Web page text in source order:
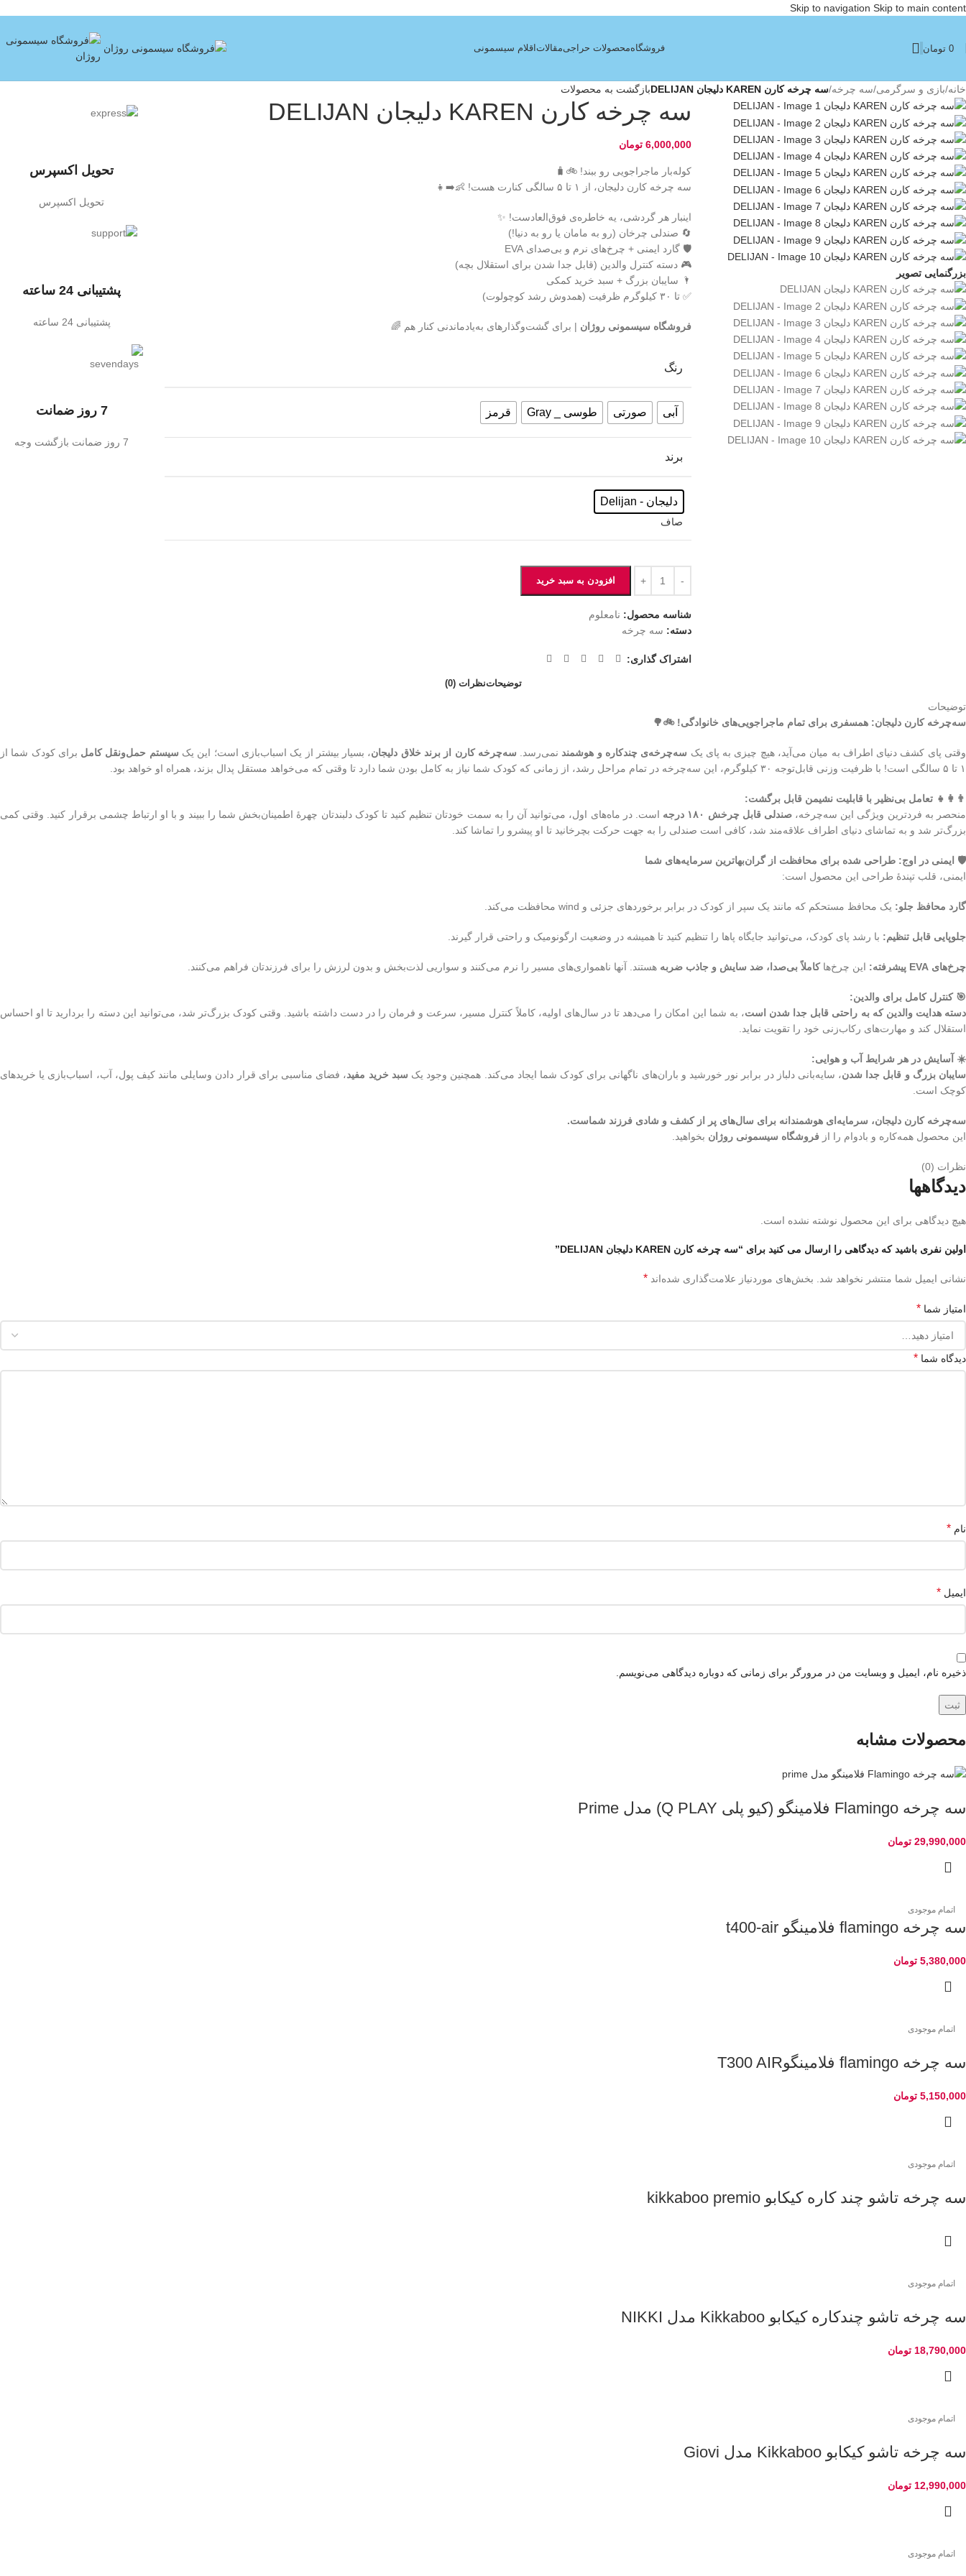
Skip to navigation Skip to main content
0 تومان فروشگاهمحصولات حراجیمقالات اقلام سیسمونی
خانه/بازی و سرگرمی/سه چرخه/سه چرخه کارن KAREN دلیجان DELIJAN بازگشت به محصولات
بزرگنمایی تصویر
سه چرخه کارن KAREN دلیجان DELIJAN
6,000,000 تومان
کوله‌بار ماجراجویی رو ببند! 🚲🧳
سه چرخه کارن دلیجان، از ۱ تا ۵ سالگی کنارت هست! 👶➡️👧
اینبار هر گردشی، یه خاطره‌ی فوق‌العادست! ✨
🔄 صندلی چرخان (رو به مامان یا رو به دنیا!)
🛡️ گارد ایمنی + چرخ‌های نرم و بی‌صدای EVA
🎮 دسته کنترل والدین (قابل جدا شدن برای استقلال بچه)
🌂 سایبان بزرگ + سبد خرید کمکی
✅ تا ۳۰ کیلوگرم ظرفیت (همدوش رشد کوچولوت)
فروشگاه سیسمونی روژان | برای گشت‌وگذارهای به‌یادماندنی کنار هم 🌈
رنگ
آبی صورتی طوسی _ Gray قرمز
برند
دلیجان - Delijan
صاف
افزودن به سبد خرید
شناسه محصول: نامعلوم
دسته: سه چرخه
اشتراک گذاری:
تحویل اکسپرس
تحویل اکسپرس
پشتیبانی 24 ساعته
پشتیبانی 24 ساعته
7 روز ضمانت
7 روز ضمانت بازگشت وجه
توضیحاتنظرات (0)
توضیحات
سه‌چرخه کارن دلیجان: همسفری برای تمام ماجراجویی‌های خانوادگی! 🚲🌳
وقتی پای کشف دنیای اطراف به میان می‌آید، هیچ چیزی به پای یک سه‌چرخه‌ی چندکاره و هوشمند نمی‌رسد. سه‌چرخه کارن از برند خلاق دلیجان، بسیار بیشتر از یک اسباب‌بازی است؛ این یک سیستم حمل‌ونقل کامل برای کودک شما از
۱ تا ۵ سالگی است! با ظرفیت وزنی قابل‌توجه ۳۰ کیلوگرم، این سه‌چرخه در تمام مراحل رشد، از زمانی که کودک شما نیاز به کامل بودن شما دارد تا وقتی که می‌خواهد مستقل پدال بزند، همراه او خواهد بود.
👨‍👩‍👧 تعامل بی‌نظیر با قابلیت نشیمن قابل برگشت:
منحصر به فردترین ویژگی این سه‌چرخه،صندلی قابل چرخش ۱۸۰ درجه
است. در ماه‌های اول، می‌توانید آن را به سمت خودتان تنظیم کنید تا کودک دلبندتان چهرهٔ اطمینان‌بخش شما را ببیند و با او ارتباط چشمی برقرار کنید. وقتی کمی
بزرگ‌تر شد و به تماشای دنیای اطراف علاقه‌مند شد، کافی است صندلی را به جهت حرکت بچرخانید تا او پیشرو را تماشا کند.
🛡️ ایمنی در اوج: طراحی شده برای محافظت از گران‌بهاترین سرمایه‌های شما
ایمنی، قلب تپندهٔ طراحی این محصول است:
گارد محافظ جلو: یک محافظ مستحکم که مانند یک سپر از کودک در برابر برخوردهای جزئی و wind محافظت می‌کند.
جلوپایی قابل تنظیم: با رشد پای کودک، می‌توانید جایگاه پاها را تنظیم کنید تا همیشه در وضعیت ارگونومیک و راحتی قرار گیرند.
چرخ‌های EVA پیشرفته: این چرخ‌هاکاملاً بی‌صدا، ضد سایش و جاذب ضربه هستند. آنها ناهمواری‌های مسیر را نرم می‌کنند و سواریی لذت‌بخش و بدون لرزش را برای فرزندتان فراهم می‌کنند.
🎯 کنترل کامل برای والدین:
دسته هدایت والدین که به راحتی قابل جدا شدن است، به شما این امکان را می‌دهد تا در سال‌های اولیه، کاملاً کنترل مسیر، سرعت و فرمان را در دست داشته باشید. وقتی کودک بزرگ‌تر شد، می‌توانید این دسته را بردارید تا او احساس
استقلال کند و مهارت‌های رکاب‌زنی خود را تقویت نماید.
☀️ آسایش در هر شرایط آب و هوایی:
سایبان بزرگ و قابل جدا شدن، سایه‌بانی دلباز در برابر نور خورشید و باران‌های ناگهانی برای کودک شما ایجاد می‌کند. همچنین وجود یک سبد خرید مفید، فضای مناسبی برای قرار دادن وسایلی مانند کیف پول، آب، اسباب‌بازی یا خریدهای
کوچک است.
سه‌چرخه کارن دلیجان، سرمایه‌ای هوشمندانه برای سال‌های پر از کشف و شادی فرزند شماست.
این محصول همه‌کاره و بادوام را از فروشگاه سیسمونی روژان بخواهید.
نظرات (0)
دیدگاهها
هیچ دیدگاهی برای این محصول نوشته نشده است.
اولین نفری باشید که دیدگاهی را ارسال می کنید برای “سه چرخه کارن KAREN دلیجان DELIJAN”
نشانی ایمیل شما منتشر نخواهد شد. بخش‌های موردنیاز علامت‌گذاری شده‌اند *
امتیاز شما *
دیدگاه شما *
نام *
ایمیل *
ذخیره نام، ایمیل و وبسایت من در مرورگر برای زمانی که دوباره دیدگاهی می‌نویسم.
محصولات مشابه
سه چرخه Flamingo فلامینگو (کیو پلی Q PLAY) مدل Prime
29,990,000 تومان
اتمام موجودی
سه چرخه flamingo فلامینگو t400-air
5,380,000 تومان
اتمام موجودی
سه چرخه flamingo فلامینگوT300 AIR
5,150,000 تومان
اتمام موجودی
سه چرخه تاشو چند کاره کیکابو kikkaboo premio
اتمام موجودی
سه چرخه تاشو چندکاره کیکابو Kikkaboo مدل NIKKI
18,790,000 تومان
اتمام موجودی
سه چرخه تاشو کیکابو Kikkaboo مدل Giovi
12,990,000 تومان
اتمام موجودی